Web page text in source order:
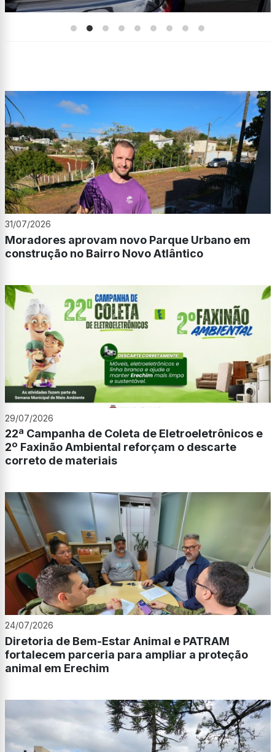
31/07/2026
Moradores aprovam novo Parque Urbano em
construção no Bairro Novo Atlântico
29/07/2026
22ª Campanha de Coleta de Eletroeletrônicos e
2º Faxinão Ambiental reforçam o descarte
correto de materiais
24/07/2026
Diretoria de Bem-Estar Animal e PATRAM
fortalecem parceria para ampliar a proteção
animal em Erechim